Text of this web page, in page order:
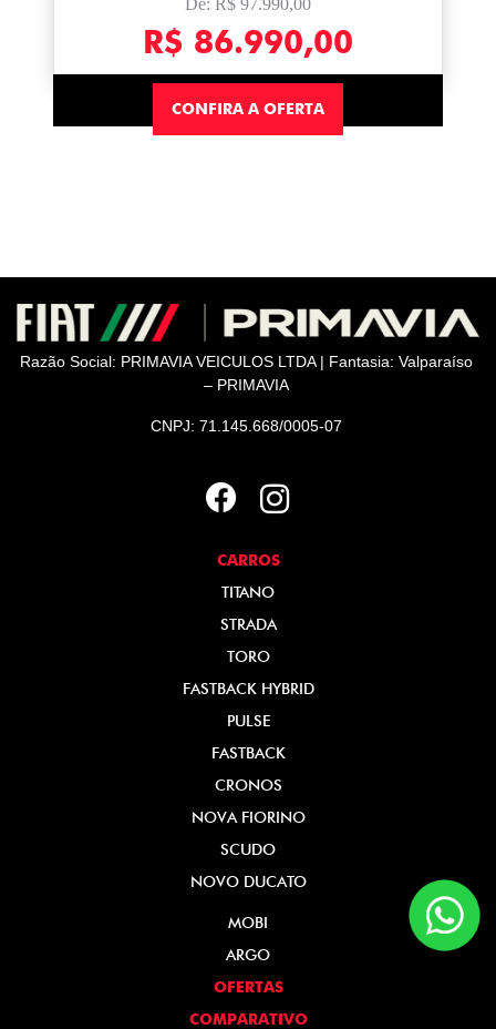
R$ 86.990,00
CONFIRA A OFERTA
Razão Social: PRIMAVIA VEICULOS LTDA | Fantasia: Valparaíso
– PRIMAVIA
CNPJ: 71.145.668/0005-07
CARROS
TITANO
STRADA
TORO
FASTBACK HYBRID
PULSE
FASTBACK
CRONOS
NOVA FIORINO
SCUDO
NOVO DUCATO
MOBI
ARGO
OFERTAS
COMPARATIVO